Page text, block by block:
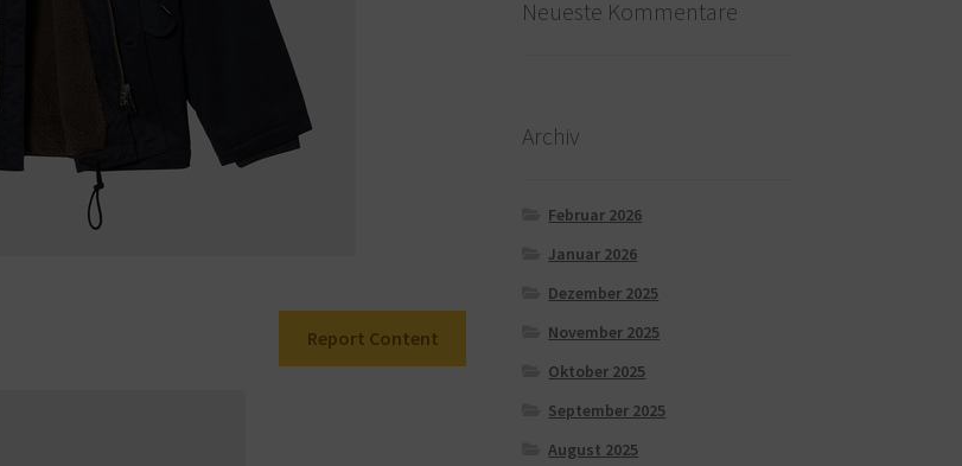
Report Content
Neueste Kommentare
Archiv
Februar 2026
Januar 2026
Dezember 2025
November 2025
Oktober 2025
September 2025
August 2025